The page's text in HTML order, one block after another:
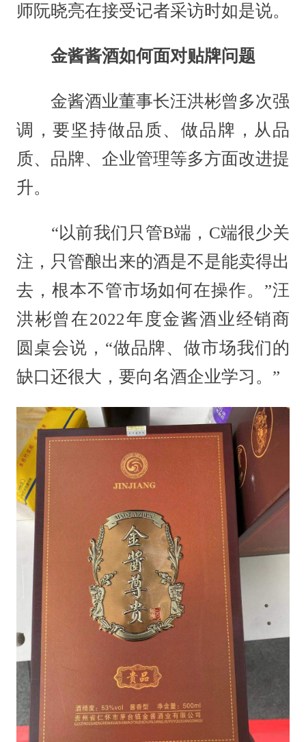
师阮晓亮在接受记者采访时如是说。
金酱酱酒如何面对贴牌问题
金酱酒业董事长汪洪彬曾多次强
调，要坚持做品质、做品牌，从品
质、品牌、企业管理等多方面改进提
升。
“以前我们只管B端，C端很少关
注，只管酿出来的酒是不是能卖得出
去，根本不管市场如何在操作。”汪
洪彬曾在2022年度金酱酒业经销商
圆桌会说，“做品牌、做市场我们的
缺口还很大，要向名酒企业学习。”